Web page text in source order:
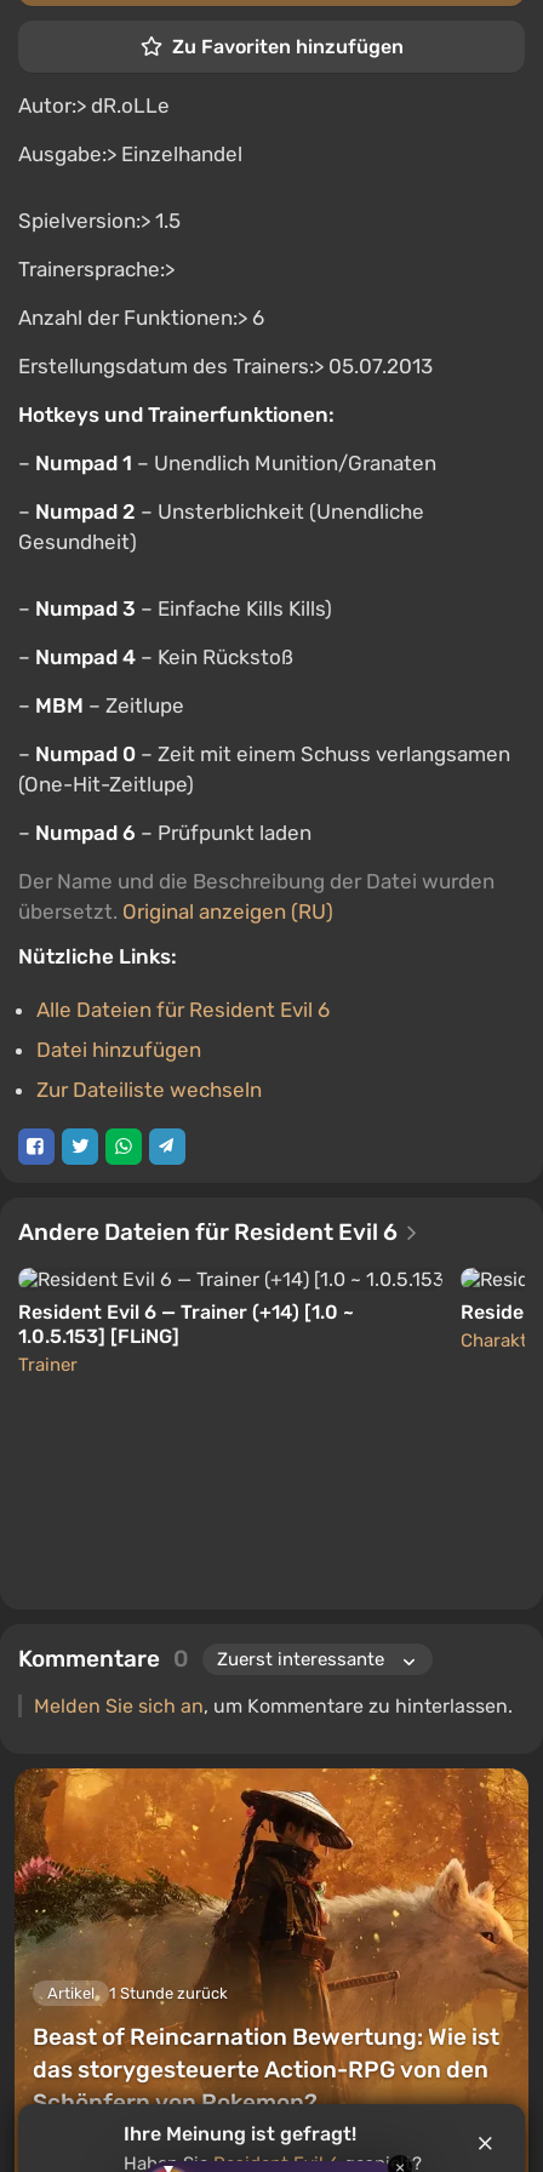
×
Zu Favoriten hinzufügen
Autor:> dR.oLLe
Ausgabe:> Einzelhandel
Spielversion:> 1.5
Trainersprache:>
Anzahl der Funktionen:> 6
Erstellungsdatum des Trainers:> 05.07.2013
Hotkeys und Trainerfunktionen:
– Numpad 1 – Unendlich Munition/Granaten
– Numpad 2 – Unsterblichkeit (Unendliche
Gesundheit)
– Numpad 3 – Einfache Kills Kills)
– Numpad 4 – Kein Rückstoß
– MBM – Zeitlupe
– Numpad 0 – Zeit mit einem Schuss verlangsamen
(One-Hit-Zeitlupe)
– Numpad 6 – Prüfpunkt laden
Der Name und die Beschreibung der Datei wurden
übersetzt. Original anzeigen (RU)
Nützliche Links:
Alle Dateien für Resident Evil 6
Datei hinzufügen
Zur Dateiliste wechseln
Andere Dateien für Resident Evil 6
Resident Evil 6 — Trainer (+14) [1.0 ~
1.0.5.153] [FLiNG]
Trainer
Kommentare 0
Melden Sie sich an, um Kommentare zu hinterlassen.
Artikel 1 Stunde zurück
Beast of Reincarnation Bewertung: Wie ist
das storygesteuerte Action-RPG von den
Schöpfern von Pokemon?
Einen Kommentar hinterlassen
Ihre Meinung ist gefragt!
Haben SieResident Evil 6gespielt?